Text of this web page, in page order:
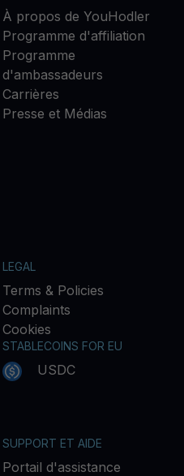
À propos de YouHodler
Programme d'affiliation
Programme
d'ambassadeurs
Carrières
Presse et Médias
LEGAL
Terms & Policies
Complaints
Cookies
STABLECOINS FOR EU
USDC
SUPPORT ET AIDE
Portail d'assistance